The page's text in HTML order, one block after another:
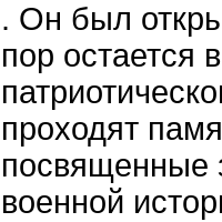
. Он был
пор остается
проходят
посвященные
военной